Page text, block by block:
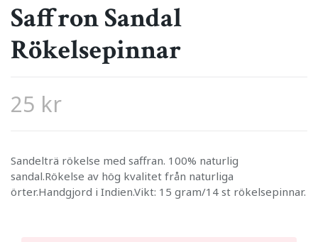
Saffron Sandal
Rökelsepinnar
25 kr
Sandelträ rökelse med saffran. 100% naturlig
sandal.Rökelse av hög kvalitet från naturliga
örter.Handgjord i Indien.Vikt: 15 gram/14 st rökelsepinnar.